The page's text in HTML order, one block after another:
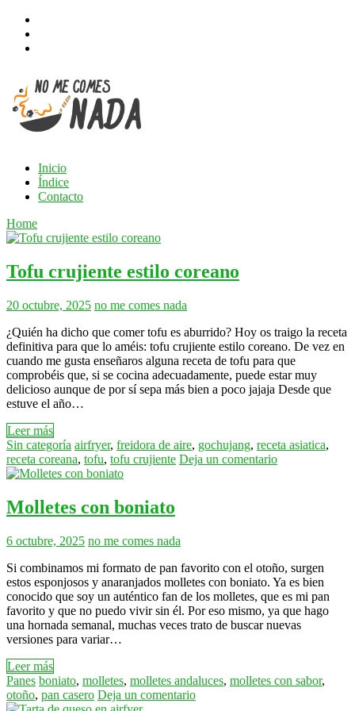
Inicio
Índice
Contacto
Home
Tofu crujiente estilo coreano
20 octubre, 2025 no me comes nada
¿Quién ha dicho que comer tofu es aburrido? Hoy os traigo la receta
definitiva para que lo améis: tofu crujiente estilo coreano. De vez en
cuando me gusta enseñaros alguna receta de tofu para que
comprobéis que, si se cocina adecuadamente, puede estar muy
delicioso aunque de por sí sepa más bien a poco jajaja Desde que
estuve el año…
Leer más
Sin categoría airfryer, freidora de aire, gochujang, receta asiatica,
receta coreana, tofu, tofu crujiente Deja un comentario
Molletes con boniato
6 octubre, 2025 no me comes nada
Si combinamos mi formato de pan favorito con el otoño, surgen
estos esponjosos y anaranjados molletes con boniato. Ya es bien
conocido que soy un auténtico fan de los molletes, que es mi pan
favorito y que no puedo vivir sin él. Por eso mismo, ya que hago
una hornada semanal, muchas veces trato de buscar nuevas
versiones para variar…
Leer más
Panes boniato, molletes, molletes andaluces, molletes con sabor,
otoño, pan casero Deja un comentario